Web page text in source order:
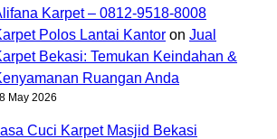
Karpet – 0812-9518-8008
Polos Lantai Kantor on Jual
Bekasi: Temukan Keindahan &
Ruangan Anda
May 2026
Cuci Karpet Masjid Bekasi